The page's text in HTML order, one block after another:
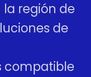
la región de
de
compatible